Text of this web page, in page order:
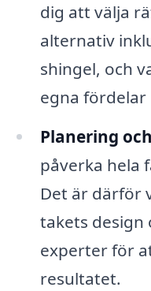
dig att välja
alternativ
shingel, och
egna fördelar
Planering
påverka hela
Det är därför
takets design
experter för
resultatet.